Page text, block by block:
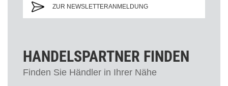
ZUR NEWSLETTERANMELDUNG
HANDELSPARTNER FINDEN
Finden Sie Händler in Ihrer Nähe